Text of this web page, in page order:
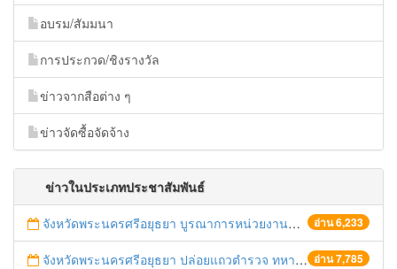
อบรม/สัมมนา
การประกวด/ชิงรางวัล
ข่าวจากสือต่าง ๆ
ข่าวจัดซื้อจัดจ้าง
ข่าวในประเภทประชาสัมพันธ์
อ่าน 6,233
จังหวัดพระนครศรีอยุธยา บูรณาการหน่วยงานที่เกี่ยวข้อง ลงพื้นที่จัดระเบียบและดำเนินมาตรการตามบทลงโทษสูงสุดกับผู้ประกอบการร้านค้าที่ยังฝ่าฝืนตั้งร้านค้ารุกล้ำเขตพื้นที่ทางหลวง เตรียมความปลอดภัยก่อนเทศกาลสงกรานต์
อ่าน 7,785
จังหวัดพระนครศรีอยุธยา ปล่อยแถวตำรวจ ทหาร ฝ่ายปกครอง กว่า 100 นาย ตรวจเข้มท่ารถสาธารณะ สถานีขนส่งรถโดยสาร วินรถตู้ และสถานีรถไฟ เตรียมรับมือเทศกาลสงกรานต์